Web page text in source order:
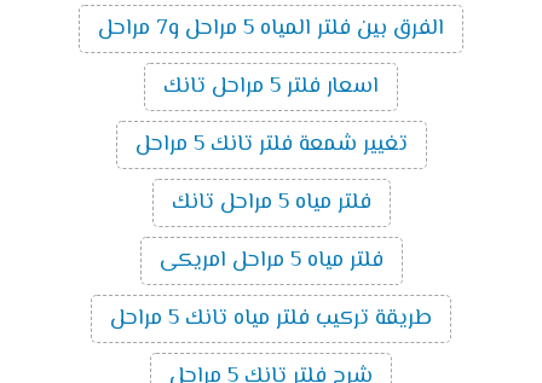
الفرق بين فلتر المياه 5 مراحل و7 مراحل
اسعار فلتر 5 مراحل تانك
تغيير شمعة فلتر تانك 5 مراحل
فلتر مياه 5 مراحل تانك
فلتر مياه 5 مراحل امريكى
طريقة تركيب فلتر مياه تانك 5 مراحل